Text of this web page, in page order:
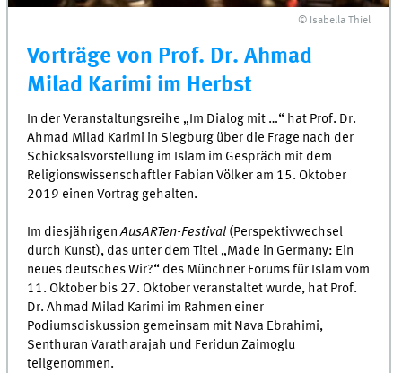
© Isabella Thiel
Vorträge von Prof. Dr. Ahmad
Milad Karimi im Herbst
In der Veranstaltungsreihe „Im Dialog mit …“ hat Prof. Dr.
Ahmad Milad Karimi in Siegburg über die Frage nach der
Schicksalsvorstellung im Islam im Gespräch mit dem
Religionswissenschaftler Fabian Völker am 15. Oktober
2019 einen Vortrag gehalten.
Im diesjährigenAusARTen-Festival (Perspektivwechsel
durch Kunst), das unter dem Titel „Made in Germany: Ein
neues deutsches Wir?“ des Münchner Forums für Islam vom
11. Oktober bis 27. Oktober veranstaltet wurde, hat Prof.
Dr. Ahmad Milad Karimi im Rahmen einer
Podiumsdiskussion gemeinsam mit Nava Ebrahimi,
Senthuran Varatharajah und Feridun Zaimoglu
teilgenommen.